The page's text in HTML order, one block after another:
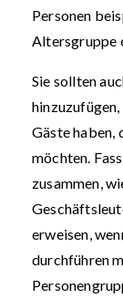
Personen
Altersgruppe
Sie sollten
Gäste haben,
möchten.
zusammen,
erweisen,
durchführen